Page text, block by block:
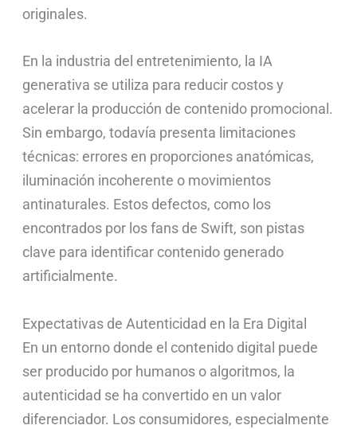
originales.
En la industria del entretenimiento, la IA
generativa se utiliza para reducir costos y
acelerar la producción de contenido promocional.
Sin embargo, todavía presenta limitaciones
técnicas: errores en proporciones anatómicas,
iluminación incoherente o movimientos
antinaturales. Estos defectos, como los
encontrados por los fans de Swift, son pistas
clave para identificar contenido generado
artificialmente.
Expectativas de Autenticidad en la Era Digital
En un entorno donde el contenido digital puede
ser producido por humanos o algoritmos, la
autenticidad se ha convertido en un valor
diferenciador. Los consumidores, especialmente